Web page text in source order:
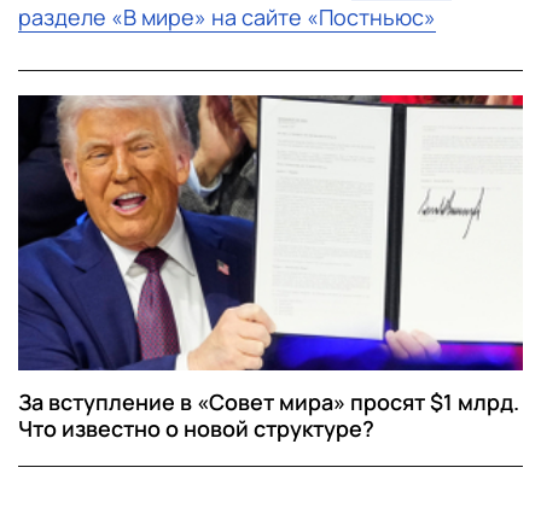
разделе «В мире» на сайте «Постньюс»
За вступление в «Совет мира» просят $1 млрд.
Что известно о новой структуре?